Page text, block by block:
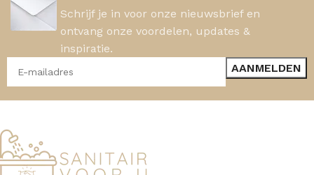
Schrijf je in voor onze nieuwsbrief en
ontvang onze voordelen, updates &
inspiratie.